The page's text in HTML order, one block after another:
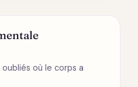
où le corps a